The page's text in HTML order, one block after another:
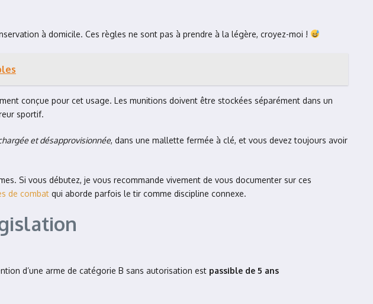
à domicile. Ces règles ne sont pas à prendre à la légère, croyez-moi !
conçue pour cet usage. Les munitions doivent être stockées séparément dans un
sportif.
et désapprovisionnée, dans une mallette fermée à clé, et vous devez toujours avoir
Si vous débutez, je vous recommande vivement de vous documenter sur ces
de combat qui aborde parfois le tir comme discipline connexe.
d’une arme de catégorie B sans autorisation est passible de 5 ans